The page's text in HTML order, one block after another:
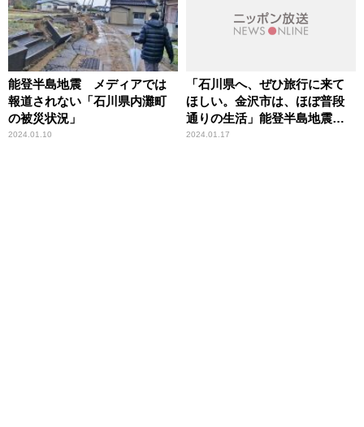
能登半島地震 メディアでは
報道されない「石川県内灘町
の被災状況」
2024.01.10
「石川県へ、ぜひ旅行に来て
ほしい。金沢市は、ほぼ普段
通りの生活」能登半島地震取
材の地元局アナが呼びかけ
2024.01.17